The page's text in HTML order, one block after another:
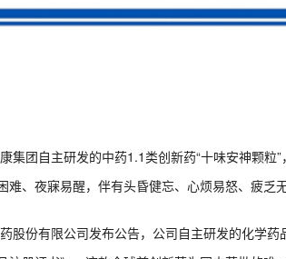
集团自主研发的中药1.1类创新药“十味安神颗
难、夜寐易醒，伴有头昏健忘、心烦易怒、疲乏
股份有限公司发布公告，公司自主研发的化学